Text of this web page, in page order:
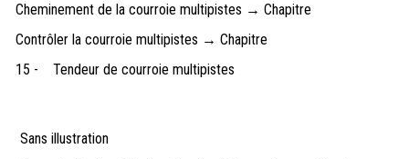
Cheminement de la courroie multipistes → Chapitre
Contrôler la courroie multipistes → Chapitre
15 -
Tendeur de courroie multipistes
Sans illustration